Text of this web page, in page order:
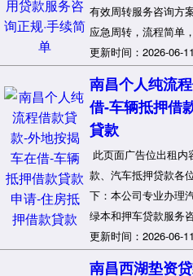
有效周转服务咨询方
应急周转，流程简单
更新时间：2026-06-11
南昌个人纯流
借-车辆抵押借
貸款
此页面广告位出租
款、汽车抵押贷款各
下：本公司专业办理
绿本和押车贷款服务
更新时间：2026-06-11
南昌西湖垫资